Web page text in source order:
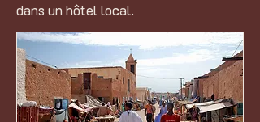
dans un hôtel local.